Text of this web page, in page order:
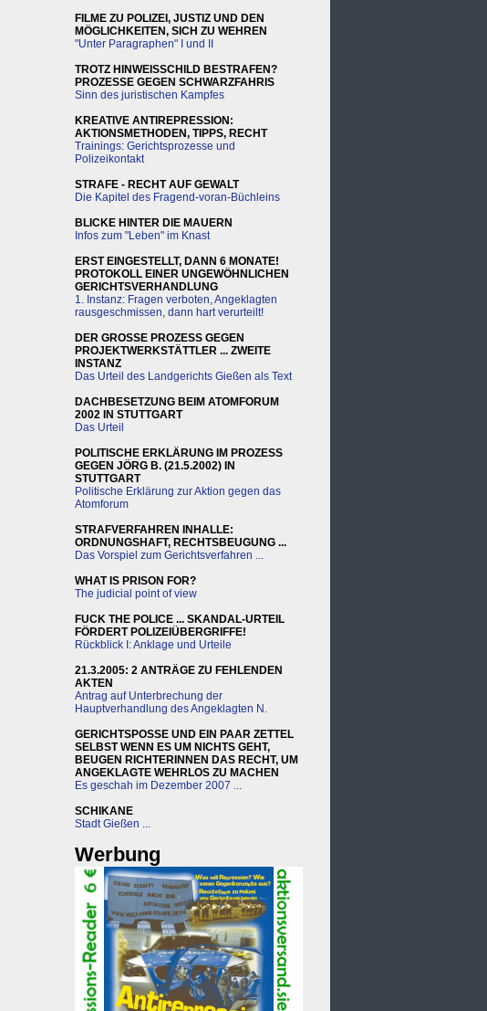
FILME ZU POLIZEI, JUSTIZ UND DEN
MÖGLICHKEITEN, SICH ZU WEHREN
"Unter Paragraphen" I und II
TROTZ HINWEISSCHILD BESTRAFEN?
PROZESSE GEGEN SCHWARZFAHRIS
Sinn des juristischen Kampfes
KREATIVE ANTIREPRESSION:
AKTIONSMETHODEN, TIPPS, RECHT
Trainings: Gerichtsprozesse und
Polizeikontakt
STRAFE - RECHT AUF GEWALT
Die Kapitel des Fragend-voran-Büchleins
BLICKE HINTER DIE MAUERN
Infos zum "Leben" im Knast
ERST EINGESTELLT, DANN 6 MONATE!
PROTOKOLL EINER UNGEWÖHNLICHEN
GERICHTSVERHANDLUNG
1. Instanz: Fragen verboten, Angeklagten
rausgeschmissen, dann hart verurteilt!
DER GROSSE PROZESS GEGEN
PROJEKTWERKSTÄTTLER ... ZWEITE
INSTANZ
Das Urteil des Landgerichts Gießen als Text
DACHBESETZUNG BEIM ATOMFORUM
2002 IN STUTTGART
Das Urteil
POLITISCHE ERKLÄRUNG IM PROZESS
GEGEN JÖRG B. (21.5.2002) IN
STUTTGART
Politische Erklärung zur Aktion gegen das
Atomforum
STRAFVERFAHREN INHALLE:
ORDNUNGSHAFT, RECHTSBEUGUNG ...
Das Vorspiel zum Gerichtsverfahren ...
WHAT IS PRISON FOR?
The judicial point of view
FUCK THE POLICE ... SKANDAL-URTEIL
FÖRDERT POLIZEIÜBERGRIFFE!
Rückblick I: Anklage und Urteile
21.3.2005: 2 ANTRÄGE ZU FEHLENDEN
AKTEN
Antrag auf Unterbrechung der
Hauptverhandlung des Angeklagten N.
GERICHTSPOSSE UND EIN PAAR ZETTEL
SELBST WENN ES UM NICHTS GEHT,
BEUGEN RICHTERINNEN DAS RECHT, UM
ANGEKLAGTE WEHRLOS ZU MACHEN
Es geschah im Dezember 2007 ...
SCHIKANE
Stadt Gießen ...
Werbung